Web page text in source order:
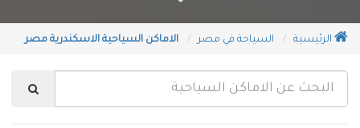
الرئيسية السياحة في مصر الاماكن السياحية الاسكندرية مصر